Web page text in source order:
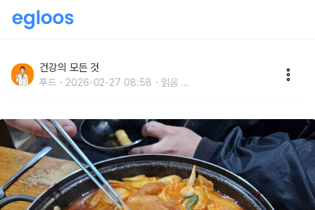
만 먹습니다.
건강의 모든 것
푸드 2026-02-27 08:58 읽음 ...